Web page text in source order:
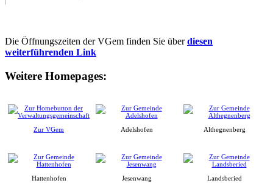
Die Öffnungszeiten der VGem finden Sie überdiesen
weiterführenden Link
Weitere Homepages:
Zur VGem Adelshofen Althegnenberg
Hattenhofen Jesenwang Landsberied